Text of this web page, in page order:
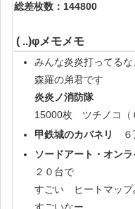
総差枚数：144800
( ..)φメモメモ
みんな炎炎打ってる
森羅の弟君です
炎炎ノ消防隊
15000枚 ツチノコ（
甲鉄城のカバネリ
６
ソードアート・オン
２０台で
すごい ヒートマップ